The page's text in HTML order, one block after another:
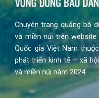
Chuyên trang quảng bá
và miền núi trên
Quốc gia Việt Nam
phát triển kinh tế – xã
và miền núi năm 2024